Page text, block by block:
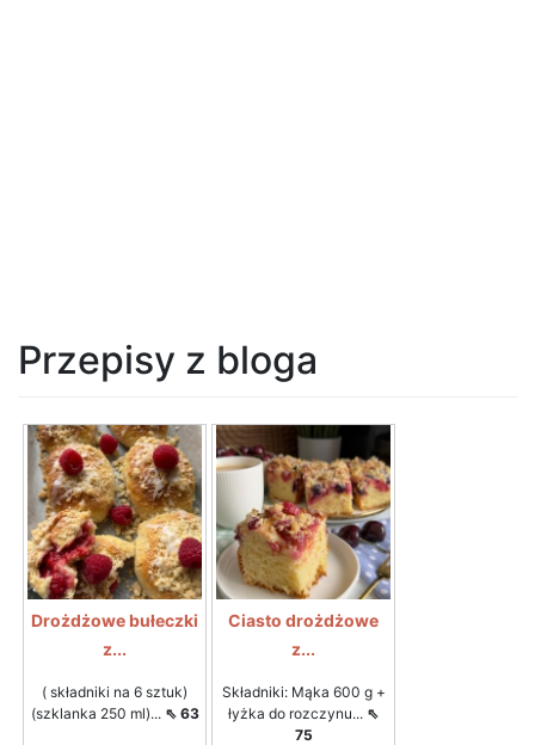
Przepisy z bloga
Drożdżowe bułeczki
z...
( składniki na 6 sztuk)
(szklanka 250 ml)... ⇖ 63
Ciasto drożdżowe
z...
Składniki: Mąka 600 g +
łyżka do rozczynu... ⇖
75